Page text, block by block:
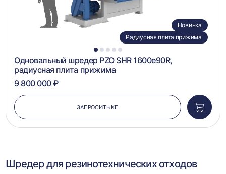
1 2 3 4 5
Новинка
Радиусная плита прижима
Одновальный шредер PZO SHR 1600e90R,
радиусная плита прижима
9 800 000 ₽
ЗАПРОСИТЬ КП
в
Шредер для резинотехнических отходов